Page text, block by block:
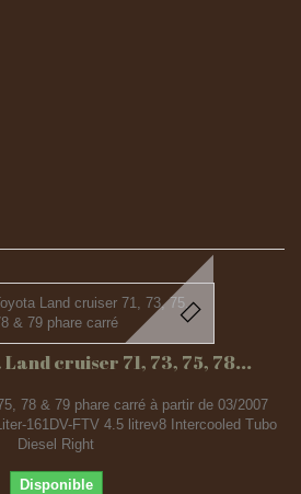
cruiser 71, 73, 75, 78...
78 & 79 phare carré à partir de 03/2007
161DV-FTV 4.5 litrev8 Intercooled Tubo
Diesel Right
Disponible